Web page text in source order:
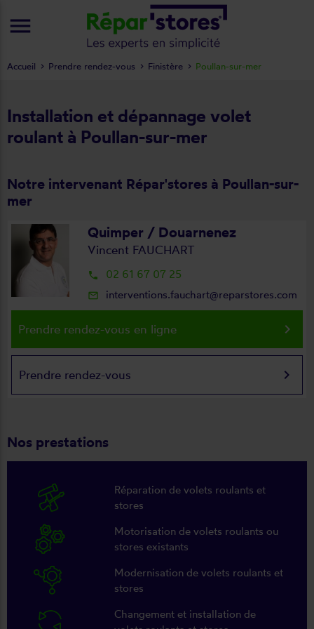
Installation et dépannage volet
roulant à Poullan-sur-mer
Notre intervenant Répar'stores à Poullan-sur-
mer
Quimper / Douarnenez
Vincent FAUCHART
local_phone 02 61 67 07 25
mail_outline interventions.fauchart@reparstores.com
Prendre rendez-vous en ligne keyboard_arrow_right
Prendre rendez-vous keyboard_arrow_right
Nos prestations
Réparation de volets roulants et
stores
Motorisation de volets roulants ou
stores existants
Modernisation de volets roulants et
stores
Changement et installation de
Accueil Prendre rendez-vous Finistère Poullan-sur-mer
menu